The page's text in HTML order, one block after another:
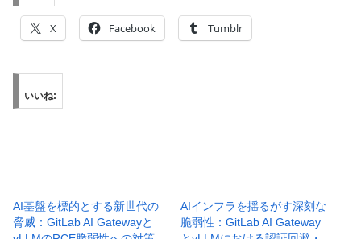
X Facebook Tumblr
いいね:
AI基盤を標的とする新世代の
脅威：GitLab AI Gatewayと
AIインフラを揺るがす深刻な
脆弱性：GitLab AI Gateway